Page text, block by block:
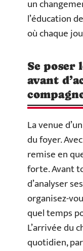
un
l’éducation
où chaque
Se poser
avant
La venue
du foyer.
remise en
forte. Avant
d’analyser
organisez-
quel temps
L’arrivée du
quotidien,